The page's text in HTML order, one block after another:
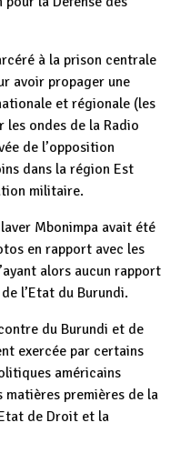
à la prison centrale
avoir propager une
et régionale (les
ondes de la Radio
de l’opposition
dans la région Est
militaire.
Mbonimpa avait été
en rapport avec les
alors aucun rapport
l’Etat du Burundi.
du Burundi et de
exercée par certains
américains
matières premières de la
de Droit et la